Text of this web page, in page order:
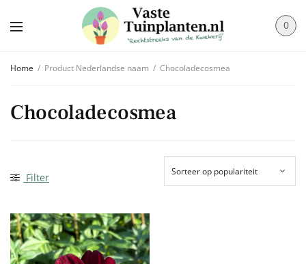
0
Home / Product Nederlandse naam / Chocoladecosmea
Chocoladecosmea
Filter